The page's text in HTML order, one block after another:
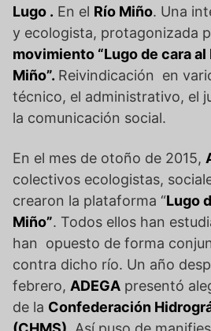
Lugo . En el Río Miño. Una
y ecologista, protagonizada
movimiento “Lugo de cara al
Miño”. Reivindicación en
técnico, el administrativo, el
la comunicación social.
En el mes de otoño de 2015,
colectivos ecologistas,
crearon la plataforma “Lugo
Miño”. Todos ellos han
han opuesto de forma
contra dicho río. Un año
febrero, ADEGA presentó
de la Confederación